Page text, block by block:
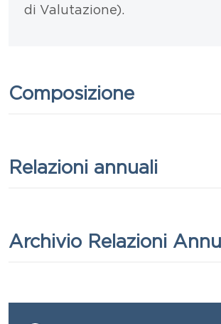
di Valutazione).
Titolo
Composizione
Titolo
Relazioni annuali
Titolo
Archivio Relazioni